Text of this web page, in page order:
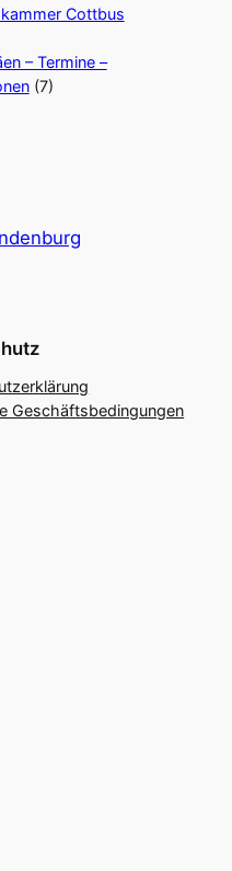
Cottbus
– Termine –
(7)
Geschäftsbedingungen